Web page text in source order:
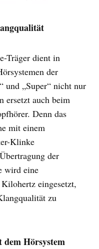
Träger dient in
der
und „Super“ nicht nur
ersetzt auch beim
Denn das
mit einem
Klinke
der
wird eine
eingesetzt,
zu
Hörsystem